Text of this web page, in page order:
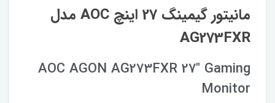
مانیتور گیمینگ 27 اینچ AOC مدل
AG273FXR
AOC AGON AG273FXR 27" Gaming
Monitor